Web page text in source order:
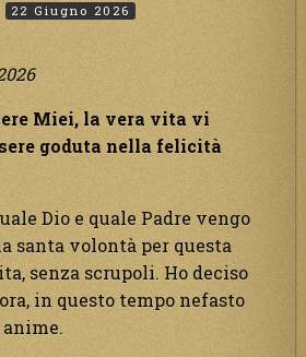
favola
nella
poveri!”
22 Giugno 2026
Miei, la vera vita vi
goduta nella felicità
Dio e quale Padre vengo
santa volontà per questa
senza scrupoli. Ho deciso
in questo tempo nefasto